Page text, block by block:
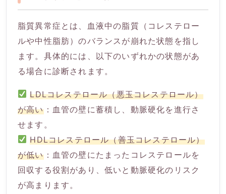
脂質異常症とは、血液中の脂質（コレステロー
ルや中性脂肪）のバランスが崩れた状態を指し
ます。具体的には、以下のいずれかの状態があ
る場合に診断されます。
LDLコレステロール（悪玉コレステロール）
が高い：血管の壁に蓄積し、動脈硬化を進行さ
せます。
HDLコレステロール（善玉コレステロール）
が低い：血管の壁にたまったコレステロールを
回収する役割があり、低いと動脈硬化のリスク
が高まります。